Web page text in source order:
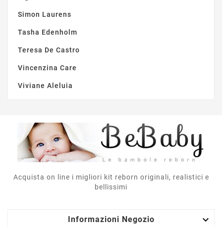
Simon Laurens
Tasha Edenholm
Teresa De Castro
Vincenzina Care
Viviane Aleluia
Acquista on line i migliori kit reborn originali, realistici e
bellissimi
Informazioni Negozio 